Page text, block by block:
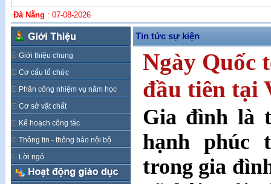
Đà Nẵng : 07-08-2026
Giới thiệu chung
Cơ cấu tổ chức
Phân công nhiệm vụ năm học
Cơ sở vật chất
Kế hoạch công tác
Thông tin - thông báo nội bộ
Lời ngỏ
Tin tức sự kiện
Ngày Quốc
đầu tiên tại
Gia đình là
hạnh phúc
trong gia